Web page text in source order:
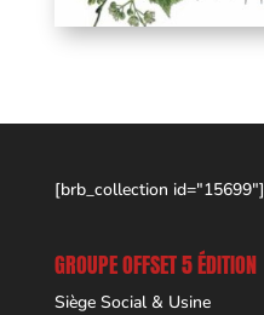
[brb_collection id="15699"]
GROUPE OFFSET 5 ÉDITION
Siège Social & Usine